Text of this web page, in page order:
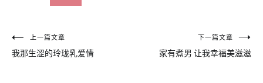
文
章
上一篇文章
我那生涩的玲珑乳爱情
下一篇文章
家有煮男 让我幸福美滋滋